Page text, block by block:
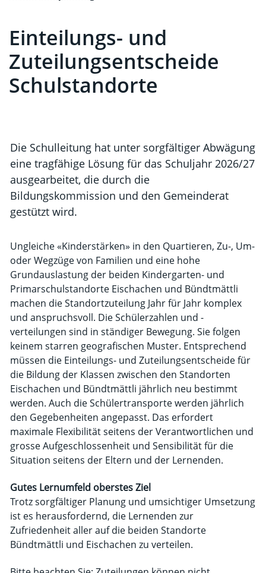
Einteilungs- und
Zuteilungsentscheide
Schulstandorte
Die Schulleitung hat unter sorgfältiger Abwägung
eine tragfähige Lösung für das Schuljahr 2026/27
ausgearbeitet, die durch die
Bildungskommission und den Gemeinderat
gestützt wird.
Ungleiche «Kinderstärken» in den Quartieren, Zu-, Um-
oder Wegzüge von Familien und eine hohe
Grundauslastung der beiden Kindergarten- und
Primarschulstandorte Eischachen und Bündtmättli
machen die Standortzuteilung Jahr für Jahr komplex
und anspruchsvoll. Die Schülerzahlen und -
verteilungen sind in ständiger Bewegung. Sie folgen
keinem starren geografischen Muster. Entsprechend
müssen die Einteilungs- und Zuteilungsentscheide für
die Bildung der Klassen zwischen den Standorten
Eischachen und Bündtmättli jährlich neu bestimmt
werden. Auch die Schülertransporte werden jährlich
den Gegebenheiten angepasst. Das erfordert
maximale Flexibilität seitens der Verantwortlichen und
grosse Aufgeschlossenheit und Sensibilität für die
Situation seitens der Eltern und der Lernenden.
Gutes Lernumfeld oberstes Ziel
Trotz sorgfältiger Planung und umsichtiger Umsetzung
ist es herausfordernd, die Lernenden zur
Zufriedenheit aller auf die beiden Standorte
Bündtmättli und Eischachen zu verteilen.
Zugehörige Objekte